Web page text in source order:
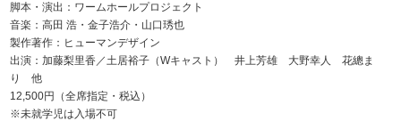
脚本・演出：ワームホールプロジェクト
音楽：高田 浩・金子浩介・山口琇也
製作著作：ヒューマンデザイン
出演：加藤梨里香／土居裕子（Wキャスト） 井上芳雄 大野幸人 花總ま
り 他
12,500円（全席指定・税込）
※未就学児は入場不可